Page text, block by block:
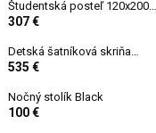
Študentská posteľ 120x200
cm Black
307 €
Detská šatníková skriňa
trojdverová Pirate
535 €
Nočný stolík Black
100 €